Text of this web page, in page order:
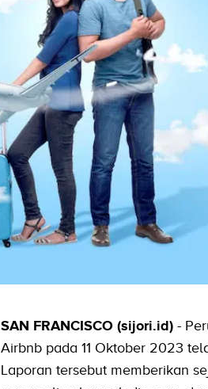
SAN FRANCISCO (sijori.id) -
Airbnb pada 11 Oktober 2023
Laporan tersebut memberikan